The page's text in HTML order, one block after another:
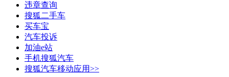
违章查询
搜狐二手车
买车宝
汽车投诉
加油e站
手机搜狐汽车
搜狐汽车移动应用>>